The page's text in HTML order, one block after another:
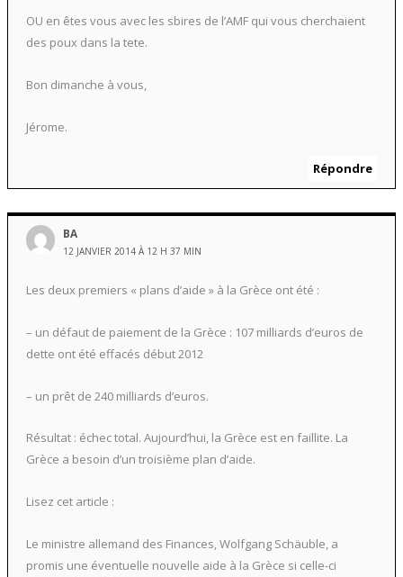
OU en êtes vous avec les sbires de l’AMF qui vous cherchaient
des poux dans la tete.
Bon dimanche à vous,
Jérome.
Répondre
BA
12 JANVIER 2014 À 12 H 37 MIN
Les deux premiers « plans d’aide » à la Grèce ont été :
– un défaut de paiement de la Grèce : 107 milliards d’euros de
dette ont été effacés début 2012
– un prêt de 240 milliards d’euros.
Résultat : échec total. Aujourd’hui, la Grèce est en faillite. La
Grèce a besoin d’un troisième plan d’aide.
Lisez cet article :
Le ministre allemand des Finances, Wolfgang Schäuble, a
promis une éventuelle nouvelle aide à la Grèce si celle-ci